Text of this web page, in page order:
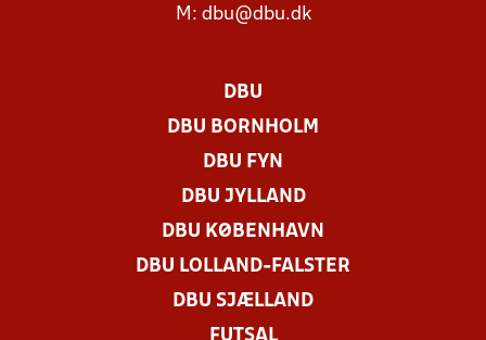
M: dbu@dbu.dk
DBU
DBU BORNHOLM
DBU FYN
DBU JYLLAND
DBU KØBENHAVN
DBU LOLLAND-FALSTER
DBU SJÆLLAND